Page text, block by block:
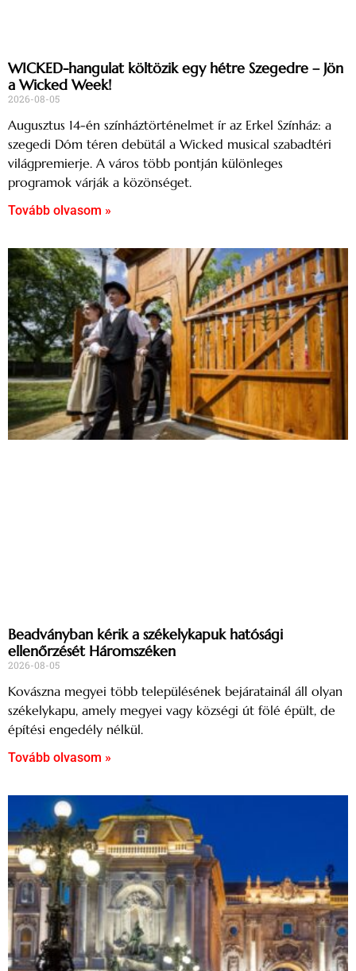
WICKED-hangulat költözik egy hétre Szegedre – Jön
a Wicked Week!
2026-08-05
Augusztus 14-én színháztörténelmet ír az Erkel Színház: a
szegedi Dóm téren debütál a Wicked musical szabadtéri
világpremierje. A város több pontján különleges
programok várják a közönséget.
Tovább olvasom »
Beadványban kérik a székelykapuk hatósági
ellenőrzését Háromszéken
2026-08-05
Kovászna megyei több településének bejáratainál áll olyan
székelykapu, amely megyei vagy községi út fölé épült, de
építési engedély nélkül.
Tovább olvasom »